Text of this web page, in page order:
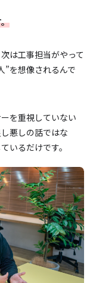
は工事担当がやって
”を想像されるんで
を重視していない
悪しの話ではな
いるだけです。